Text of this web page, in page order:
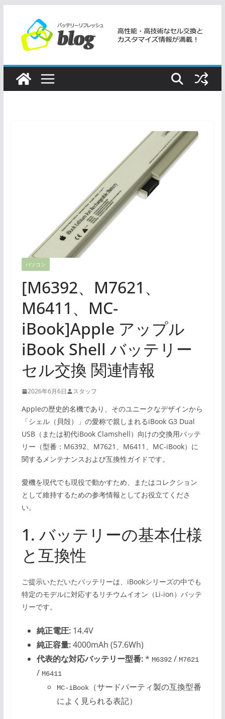
ツ
パソコン
[M6392、M7621、
M6411、MC-
iBook]Apple アップル
iBook Shell バッテリー
セル交換 関連情報
2026年6月6日 スタッフ
Appleの歴史的名機であり、そのユニークなデザインから
「シェル（貝殻）」の愛称で親しまれるiBook G3 Dual
USB（または初代iBook Clamshell）向けの交換用バッテ
リー（型番：M6392、M7621、M6411、MC-iBook）に
関するメンテナンスおよび互換性ガイドです。
愛機を現代でも現役で動かすため、またはコレクション
として維持するための参考情報としてお役立てくださ
い。
1. バッテリーの基本仕様
と互換性
ご提示いただいたバッテリーは、iBookシリーズの中でも
特定のモデルに対応するリチウムイオン（Li-ion）バッテ
リーです。
純正電圧:14.4V
純正容量:4000mAh (57.6Wh)
代表的な対応バッテリー型番:* M6392/ M7621
/ M6411
MC-iBook（サードパーティ製の互換型番
によく見られる表記）